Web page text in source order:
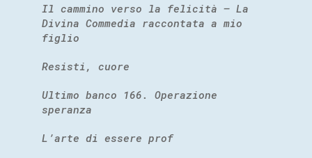
Il cammino verso la felicità – La
Divina Commedia raccontata a mio
figlio
Resisti, cuore
Ultimo banco 166. Operazione
speranza
L’arte di essere prof